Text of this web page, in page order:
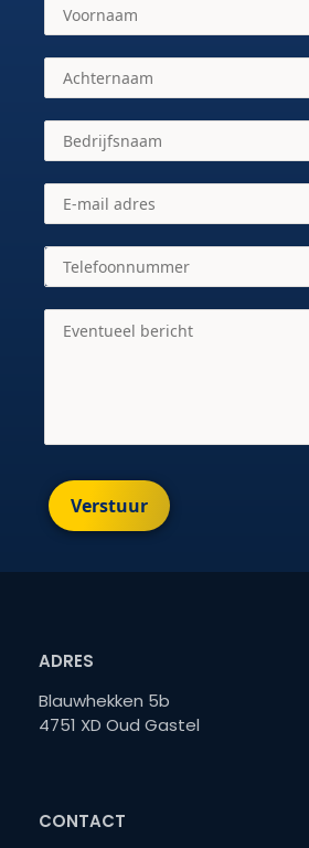
Verstuur
ADRES
Blauwhekken 5b
4751 XD Oud Gastel
CONTACT